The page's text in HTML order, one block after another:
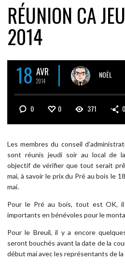
RÉUNION CA
2014
18 AVR
2014
NOËL
0 0 371 0
Les membres du conseil
sont réunis jeudi soir au local de
objectif de vérifier que tout serait
mai, à savoir le prix du Pré au bois le
mai.
Pour le Pré au bois, tout est OK, il
importants en bénévoles pour le
Pour le Breuil, il y a encore
seront bouchés avant la date de la
début mai avec les représentants de